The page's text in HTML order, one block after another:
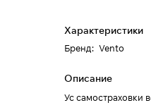
Характеристики
Бренд: Vento
Описание
Ус самостраховки